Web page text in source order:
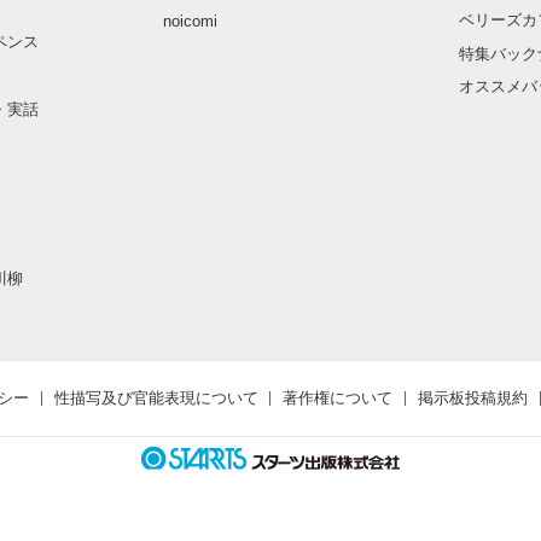
ンス
実話
柳
noicomi
ベリーズ
特集バッ
オススメ
ー 性描写及び官能表現について 著作権について 掲示板投稿規約